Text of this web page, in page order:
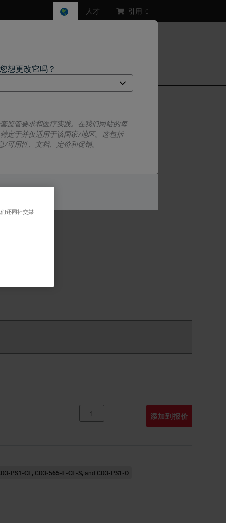
想更改它吗？
监管要求和医疗实践。在我们网站的每
定于并仅适用于该国家/地区。这包括
/可用性、文档、定价和促销。
人才 引用: 0
CD3抗原首先在早期胸腺细胞中检测
隆LN10特异于人CD3分子的非糖基
T细胞，并且是pan T细胞标记物。
添加到报价
PS1-CE CD3-565-L-CE-S CD3-PS1-O
还同社交媒